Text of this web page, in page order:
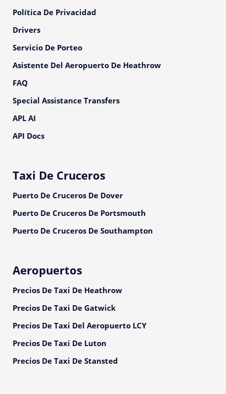
Política De Privacidad
Drivers
Servicio De Porteo
Asistente Del Aeropuerto De Heathrow
FAQ
Special Assistance Transfers
APL AI
API Docs
Taxi De Cruceros
Puerto De Cruceros De Dover
Puerto De Cruceros De Portsmouth
Puerto De Cruceros De Southampton
Aeropuertos
Precios De Taxi De Heathrow
Precios De Taxi De Gatwick
Precios De Taxi Del Aeropuerto LCY
Precios De Taxi De Luton
Precios De Taxi De Stansted